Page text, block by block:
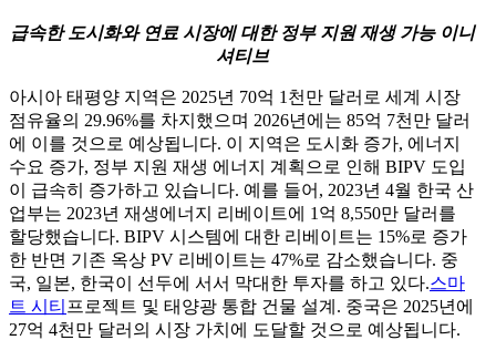
급속한 도시화와 연료 시장에 대한 정부 지원 재생 가능 이니
셔티브
아시아 태평양 지역은 2025년 70억 1천만 달러로 세계 시장
점유율의 29.96%를 차지했으며 2026년에는 85억 7천만 달러
에 이를 것으로 예상됩니다. 이 지역은 도시화 증가, 에너지
수요 증가, 정부 지원 재생 에너지 계획으로 인해 BIPV 도입
이 급속히 증가하고 있습니다. 예를 들어, 2023년 4월 한국 산
업부는 2023년 재생에너지 리베이트에 1억 8,550만 달러를
할당했습니다. BIPV 시스템에 대한 리베이트는 15%로 증가
한 반면 기존 옥상 PV 리베이트는 47%로 감소했습니다. 중
국, 일본, 한국이 선두에 서서 막대한 투자를 하고 있다.스마
트 시티 프로젝트 및 태양광 통합 건물 설계. 중국은 2025년에
27억 4천만 달러의 시장 가치에 도달할 것으로 예상됩니다.